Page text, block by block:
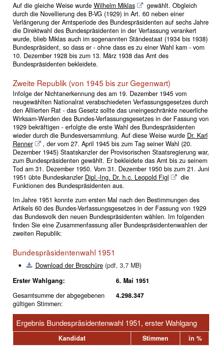
Auf die gleiche Weise wurde Wilhelm Miklas
gewählt. Obgleich
durch die Novellierung des B-VG (1929) in Art. 60 neben einer
Verlängerung der Amtsperiode des Bundespräsidenten auf sechs Jahre
die Direktwahl des Bundespräsidenten in der Verfassung verankert
wurde, blieb Miklas auch im sogenannten Ständestaat (1934 bis 1938)
Bundespräsident, so dass er - ohne dass es zu einer Wahl kam - vom
10. Dezember 1928 bis zum 13. März 1938 das Amt des
Bundespräsidenten bekleidete.
Zweite Republik (von 1945 bis zur Gegenwart)
Infolge der Nichtanerkennung des am 19. Dezember 1945 vom
neugewählten Nationalrat verabschiedeten Verfassungsgesetzes durch
den Alliierten Rat - das Gesetz sollte das uneingeschränkte neuerliche
Wirksam-Werden des Bundes-Verfassungsgesetzes in der Fassung von
1929 bekräftigen - erfolgte die erste Wahl des Bundespräsidenten
wieder durch die Bundesversammlung. Auf diese Weise wurde Dr. Karl
Renner
, der vom 27. April 1945 bis zum Tag seiner Wahl (20.
Dezember 1945) Staatskanzler der Provisorischen Staatsregierung war,
zum Bundespräsidenten gewählt. Er bekleidete das Amt bis zu seinem
Tod am 31. Dezember 1950. Vom 31. Dezember 1950 bis zum 21. Juni
1951 übte Bundeskanzler Dipl.-Ing. Dr. h.c. Leopold Figl
die
Funktionen des Bundespräsidenten aus.
Im Jahre 1951 konnte zum ersten Mal nach den Bestimmungen des
Artikels 60 des Bundes-Verfassungsgesetzes in der Fassung von 1929
das Bundesvolk den neuen Bundespräsidenten wählen. Im folgenden
finden Sie eine Zusammenfassung aller Bundespräsidentenwahlen der
zweiten Republik:
Bundespräsidentenwahl 1951
Download der Broschüre(pdf, 3,7 MB)
Erster Wahlgang:
6. Mai 1951
Gesamtsumme der abgegebenen
gültigen Stimmen:
4.298.347
Ergebnis Bundespräsidentenwahl 1951, erster Wahlgang
Kandidat Stimmen
in %